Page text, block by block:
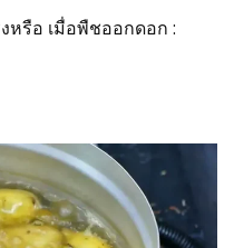
รือ เมื่อพืชออกดอก :